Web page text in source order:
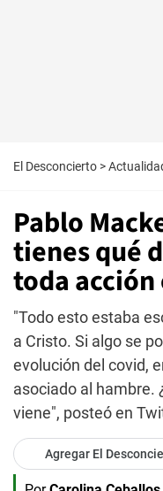
El Desconcierto >
Pablo
tienes qué
toda
"Todo esto estaba
a Cristo. Si algo se
evolución del covid,
asociado al hambre.
viene", posteó en
Agregar El